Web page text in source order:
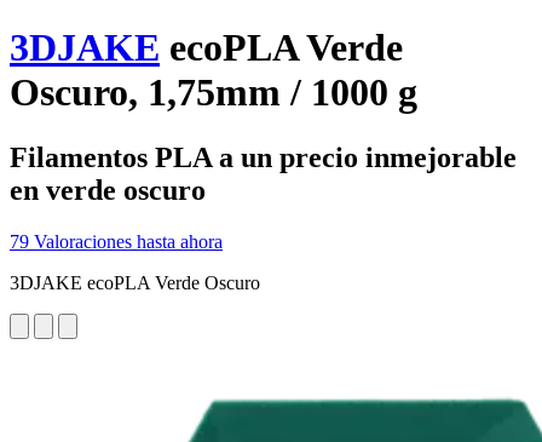
3DJAKE ecoPLA Verde
Oscuro, 1,75mm / 1000 g
Filamentos PLA a un precio inmejorable
en verde oscuro
79 Valoraciones hasta ahora
3DJAKE ecoPLA Verde Oscuro